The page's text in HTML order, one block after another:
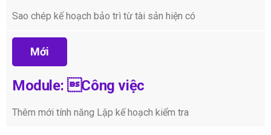
Sao chép kế hoạch bảo trì từ tài sản hiện có
Mới
Module: Công việc
Thêm mới tính năng Lập kế hoạch kiểm tra